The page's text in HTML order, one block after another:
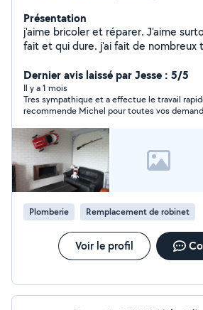
Présentation
j'aime bricoler et réparer. J'aime surtout le travail bien
fait et qui dure. j'ai fait de nombreux
Dernier avis laissé par Jesse : 5/5
Il y a 1 mois
Tres sympathique et a effectue le travail
recommende Michel pour toutes vos
Plomberie Remplacement de robinet
Voir le profil